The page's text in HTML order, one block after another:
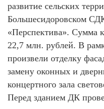
развитие сельских
Большесидоровском
«Перспектива». Сумма
22,7 млн. рублей. В
произвели отделку
замену оконных и
концертного зала
Перед зданием ДК